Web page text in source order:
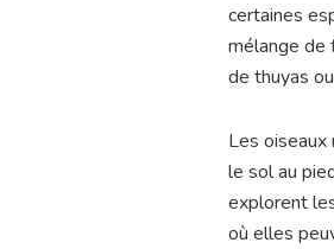
certaines
mélange de
de thuyas
Les oiseaux
le sol au
explorent
où elles